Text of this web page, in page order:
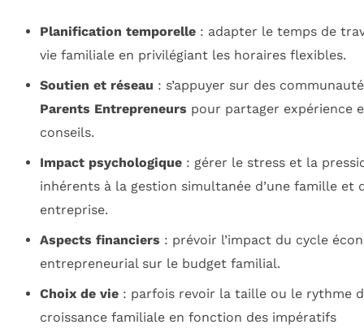
Planification temporelle: adapter le temps de
vie familiale en privilégiant les horaires flexibles.
Soutien et réseau : s’appuyer sur des
Parents Entrepreneurs pour partager expérience
conseils.
Impact psychologique: gérer le stress et la
inhérents à la gestion simultanée d’une famille et
entreprise.
Aspects financiers : prévoir l’impact du cycle
entrepreneurial sur le budget familial.
Choix de vie: parfois revoir la taille ou le rythme
croissance familiale en fonction des impératifs